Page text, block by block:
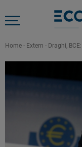
Home - Extern - Draghi,